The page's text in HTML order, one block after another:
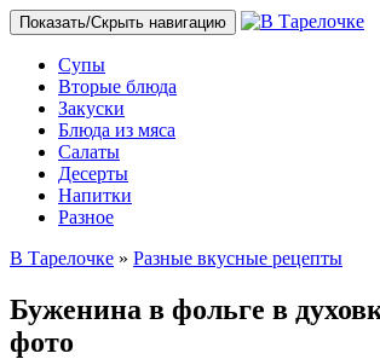
Показать/Скрыть навигацию
Супы
Вторые блюда
Закуски
Блюда из мяса
Салаты
Десерты
Напитки
Разное
В Тарелочке » Разные вкусные рецепты
Буженина в фольге в
фото